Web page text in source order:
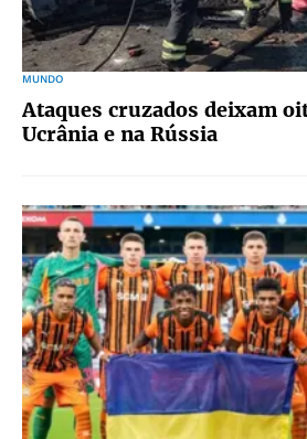
MUNDO
Ataques cruzados deixam
Ucrânia e na Rússia